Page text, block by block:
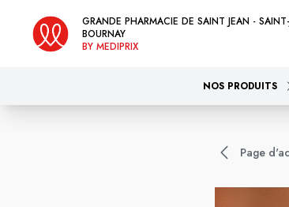
GRANDE PHARMACIE DE SAINT JEAN -
BOURNAY
BY MEDIPRIX
NOS PRODUITS
Page